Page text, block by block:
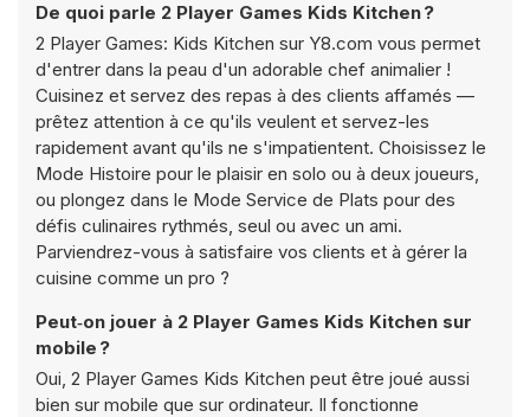
De quoi parle 2 Player Games Kids Kitchen ?
2 Player Games: Kids Kitchen sur Y8.com vous permet
d'entrer dans la peau d'un adorable chef animalier !
Cuisinez et servez des repas à des clients affamés —
prêtez attention à ce qu'ils veulent et servez-les
rapidement avant qu'ils ne s'impatientent. Choisissez le
Mode Histoire pour le plaisir en solo ou à deux joueurs,
ou plongez dans le Mode Service de Plats pour des
défis culinaires rythmés, seul ou avec un ami.
Parviendrez-vous à satisfaire vos clients et à gérer la
cuisine comme un pro ?
Peut‑on jouer à 2 Player Games Kids Kitchen sur
mobile ?
Oui, 2 Player Games Kids Kitchen peut être joué aussi
bien sur mobile que sur ordinateur. Il fonctionne